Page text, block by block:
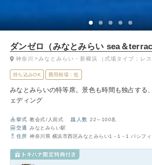
持ち込みOK 費用相場：低
みなとみらいの特等席。景色も時間も独占する
ェディング
神奈川 みなとみらい・新横浜 （式場タイプ：レ
挙式 教会式 人前式 人数 22～100名
交通
みなとみらい駅
住所 神奈川県 横浜市西区みなとみらい1－1－1 パシフ